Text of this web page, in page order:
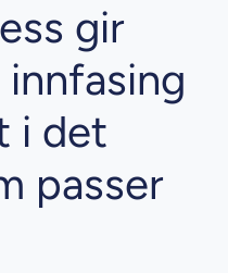
gir
i det
passer